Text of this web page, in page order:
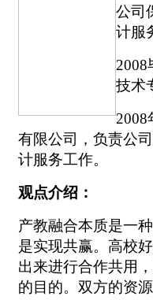
公司
计服
2008
技术
2008
有限公司，负责公
计服务工作。
观点介绍：
产教融合本质是一
是实现共赢。高校
出来进行合作共用
的目的。双方的资